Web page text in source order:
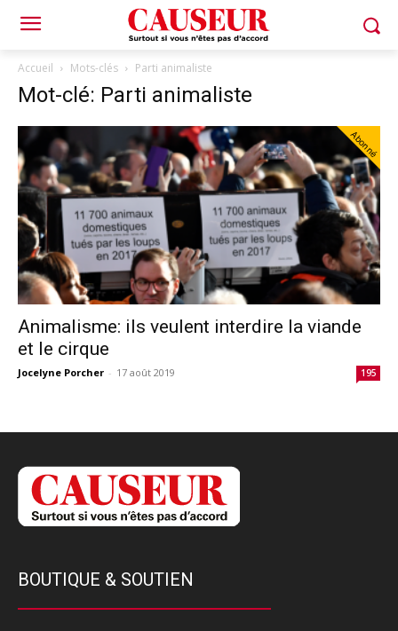
Accueil Mots-clés Parti animaliste
Mot-clé: Parti animaliste
Abonné
Animalisme: ils veulent interdire la viande
et le cirque
Jocelyne Porcher - 17 août 2019 195
BOUTIQUE & SOUTIEN